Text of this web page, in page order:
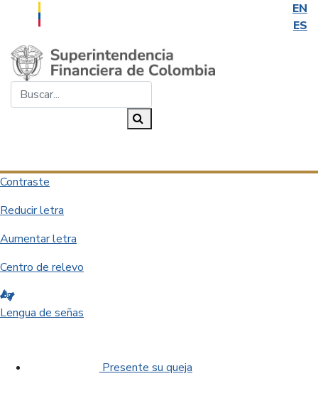
EN
ES
Saltar al contenido principal
Contraste
Reducir letra
Aumentar letra
Centro de relevo
Lengua de señas
Presente su queja